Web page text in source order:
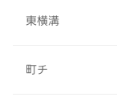
東横溝
町チ